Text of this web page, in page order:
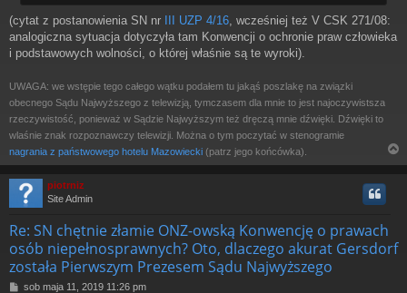
(cytat z postanowienia SN nr III UZP 4/16 , wcześniej też V CSK 271/08:
analogiczna sytuacja dotyczyła tam Konwencji o ochronie praw człowieka
i podstawowych wolności, o której właśnie są te wyroki).
UWAGA: we wstępie tego całego wątku podałem tu jakąś poszlakę na związki
obecnego Sądu Najwyższego z telewizją, tymczasem dla mnie to jest najoczywistsza
rzeczywistość, ponieważ w Sądzie Najwyższym też dręczą mnie dźwięki. Dźwięki to
wlaśnie znak rozpoznawczy telewizji. Można o tym poczytać w stenogramie
nagrania z państwowego hotelu Mazowiecki (patrz jego końcówka).
a
piotrniz
Site Admin
Re: SN chętnie złamie ONZ-owską Konwencję o prawach
osób niepełnosprawnych? Oto, dlaczego akurat Gersdorf
została Pierwszym Prezesem Sądu Najwyższego
Psob maja 11, 2019 11:26 pm